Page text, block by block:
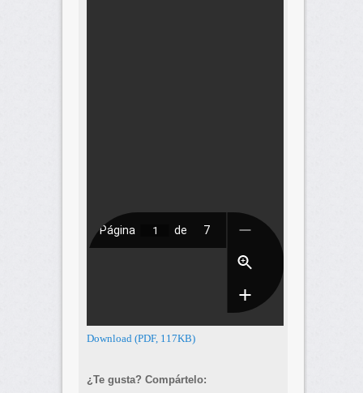
Download (PDF, 117KB)
¿Te gusta? Compártelo: